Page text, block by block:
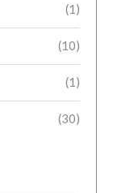
(1)
(10)
(1)
(30)